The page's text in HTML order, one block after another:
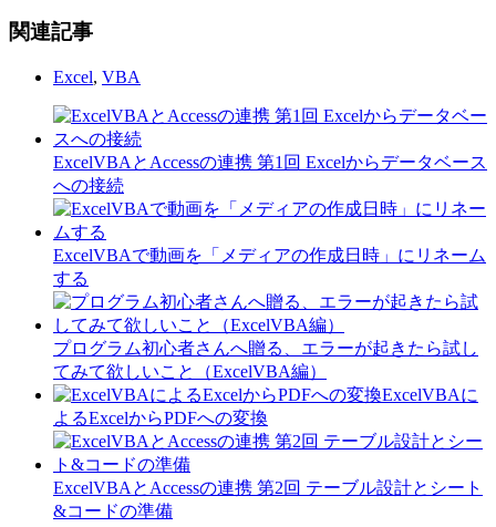
関連記事
Excel, VBA
ExcelVBAとAccessの連携 第1回 Excelからデータベース
への接続
ExcelVBAで動画を「メディアの作成日時」にリネーム
する
プログラム初心者さんへ贈る、エラーが起きたら試し
てみて欲しいこと（ExcelVBA編）
ExcelVBAに
よるExcelからPDFへの変換
ExcelVBAとAccessの連携 第2回 テーブル設計とシート
&コードの準備